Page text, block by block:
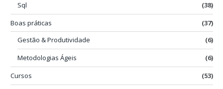
Sql
(38)
Boas práticas
(37)
Gestão & Produtividade
(6)
Metodologias Ágeis
(6)
Cursos
(53)